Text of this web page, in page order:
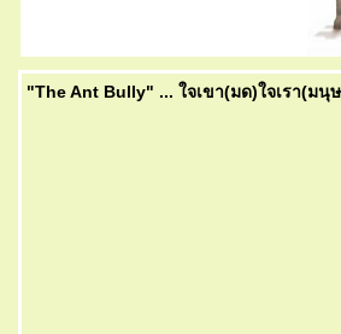
"The Ant Bully" ... ใจเขา(มด)ใจเรา(มนุ